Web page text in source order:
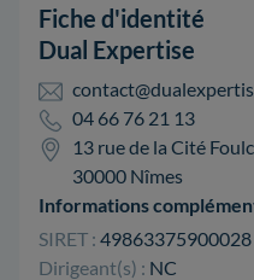
Fiche d'identité
Dual Expertise
04 66 76 21 13
13 rue de la Cité
30000 Nîmes
Informations
SIRET : 49863375900028
Dirigeant(s) : NC